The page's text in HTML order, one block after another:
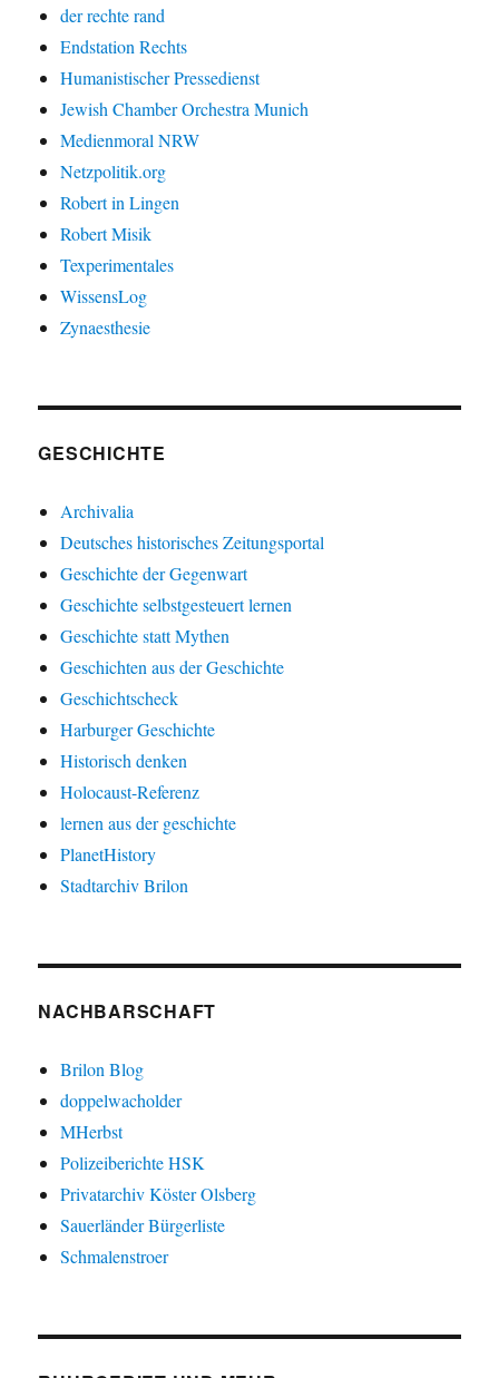
der rechte rand
Endstation Rechts
Humanistischer Pressedienst
Jewish Chamber Orchestra Munich
Medienmoral NRW
Netzpolitik.org
Robert in Lingen
Robert Misik
Texperimentales
WissensLog
Zynaesthesie
GESCHICHTE
Archivalia
Deutsches historisches Zeitungsportal
Geschichte der Gegenwart
Geschichte selbstgesteuert lernen
Geschichte statt Mythen
Geschichten aus der Geschichte
Geschichtscheck
Harburger Geschichte
Historisch denken
Holocaust-Referenz
lernen aus der geschichte
PlanetHistory
Stadtarchiv Brilon
NACHBARSCHAFT
Brilon Blog
doppelwacholder
MHerbst
Polizeiberichte HSK
Privatarchiv Köster Olsberg
Sauerländer Bürgerliste
Schmalenstroer